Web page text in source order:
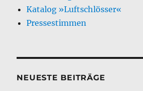
Katalog »Luftschlösser«
Pressestimmen
NEUESTE BEITRÄGE